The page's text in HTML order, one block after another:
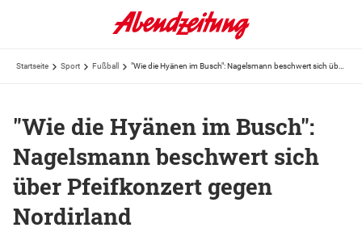
Startseite Sport Fußball
"Wie die Hyänen im Busch":
Nagelsmann beschwert sich
über Pfeifkonzert gegen
Nordirland